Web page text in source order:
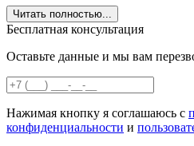
Читать полностью...
Бесплатная консультация
Оставьте данные и мы вам
Нажимая кнопку я соглашаюсь с
конфиденциальности и